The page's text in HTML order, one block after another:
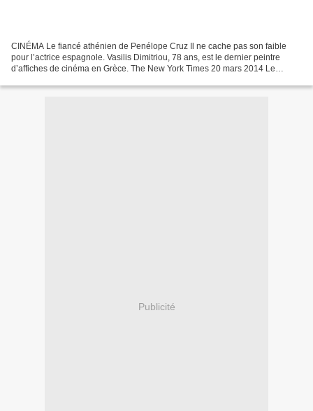
CINÉMA Le fiancé athénien de Penélope Cruz Il ne cache pas son faible
pour l’actrice espagnole. Vasilis Dimitriou, 78 ans, est le dernier peintre
d’affiches de cinéma en Grèce. The New York Times 20 mars 2014 Le
Publicité